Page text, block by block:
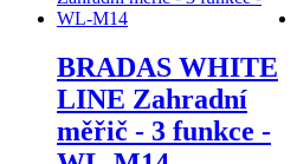
BRADAS WHITE
LINE Zahradní
měřič - 3 funkce -